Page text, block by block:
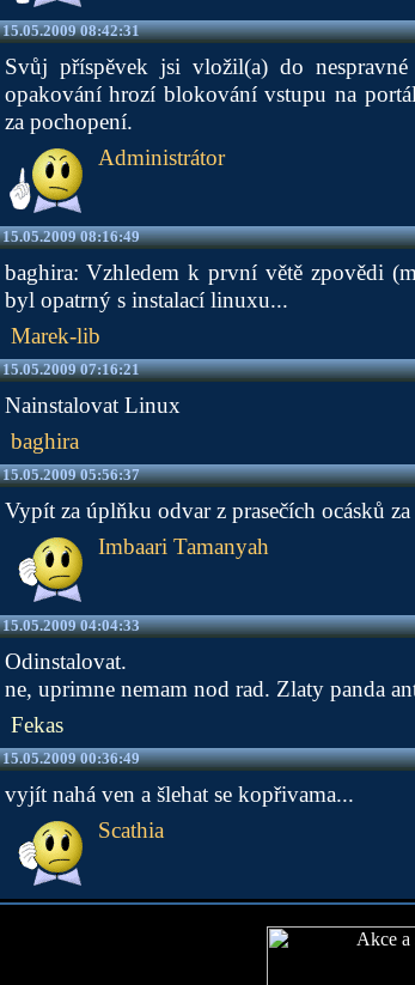
15.05.2009 08:42:31
Svůj příspěvek jsi vložil(a) do
opakování hrozí blokování vstupu na
za pochopení.
Administrátor
15.05.2009 08:16:49
baghira: Vzhledem k první větě zpovědi
byl opatrný s instalací linuxu...
Marek-lib
15.05.2009 07:16:21
Nainstalovat Linux
baghira
15.05.2009 05:56:37
Vypít za úplňku odvar z prasečích ocásků
Imbaari Tamanyah
15.05.2009 04:04:33
Odinstalovat.
ne, uprimne nemam nod rad. Zlaty panda
Fekas
15.05.2009 00:36:49
vyjít nahá ven a šlehat se kopřivama...
Scathia